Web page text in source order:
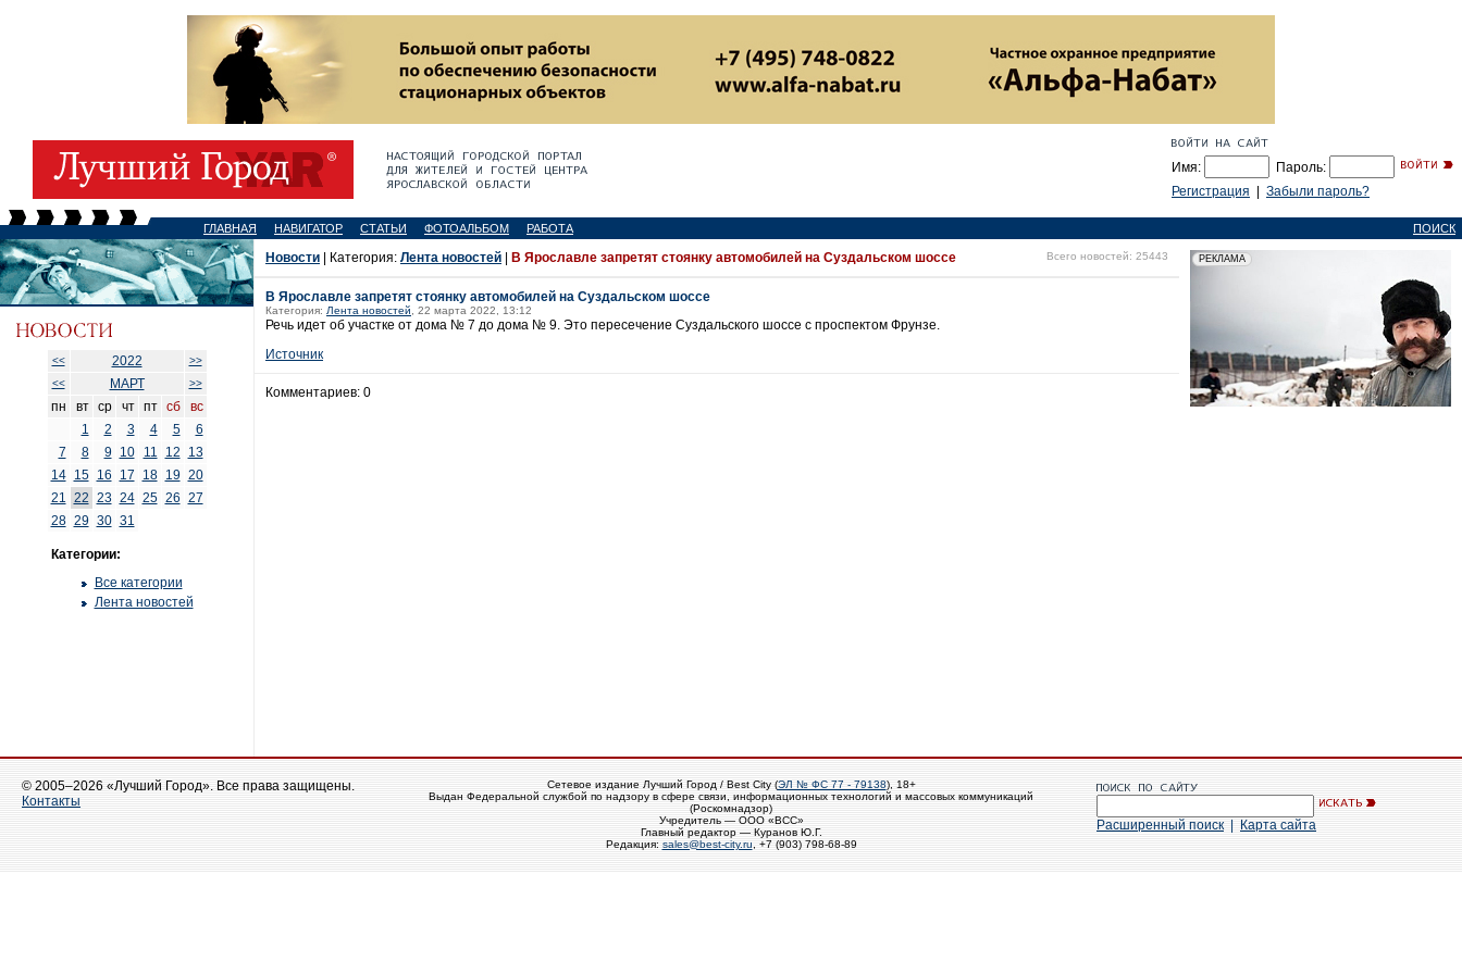
Имя:
Пароль:
Регистрация
Забыли пароль?
ГЛАВНАЯ НАВИГАТОР СТАТЬИ ФОТОАЛЬБОМ РАБОТА ПОИСК
<< 2022
>>
<<
МАРТ >>
пн вт ср чт пт сб
вс
1
2 3 4 5
6
7
8 9 10 11 12
13
14
15 16 17 18 19 20
21 22 23 24 25 26 27
28 29 30 31
Категории:
Все категории
Лента новостей
Новости | Категория: Лента новостей В Ярославле запретят стоянку автомобилей на Суздальском шоссе Всего новостей: 25443
В Ярославле запретят стоянку автомобилей на Суздальском шоссе
Категория: Лента новостей , 22 марта 2022, 13:12
Речь идет об участке от дома № 7 до дома № 9. Это пересечение Суздальского шоссе с проспектом Фрунзе.
Источник
Комментариев: 0
© 2005–2026 «Лучший Город». Все права защищены.
Контакты
Сетевое издание Лучший Город / Best City (ЭЛ № ФС 77 - 79138), 18+
Выдан Федеральной службой по надзору в сфере связи, информационных технологий и массовых коммуникаций
(Роскомнадзор)
Учредитель — ООО «ВСС»
Главный редактор — Куранов Ю.Г.
Редакция: sales@best-city.ru , +7 (903) 798-68-89
Расширенный поиск Карта сайта